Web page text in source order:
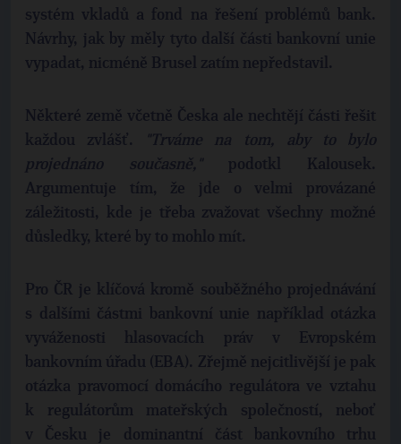
systém vkladů a fond na řešení problémů bank.
Návrhy, jak by měly tyto další části bankovní unie
vypadat, nicméně Brusel zatím nepředstavil.
Některé země včetně Česka ale nechtějí části řešit
každou zvlášť.
"Trváme na tom, aby to bylo
projednáno současně,"podotkl Kalousek.
Argumentuje tím, že jde o velmi provázané
záležitosti, kde je třeba zvažovat všechny možné
důsledky, které by to mohlo mít.
Pro ČR je klíčová kromě souběžného projednávání
s dalšími částmi bankovní unie například otázka
vyváženosti hlasovacích práv v Evropském
bankovním úřadu (EBA). Zřejmě nejcitlivější je pak
otázka pravomocí domácího regulátora ve vztahu
k regulátorům mateřských společností, neboť
v Česku je dominantní část bankovního trhu